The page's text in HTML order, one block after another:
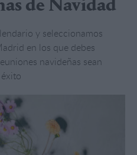
de Navidad
y seleccionamos
en los que debes
navideñas sean